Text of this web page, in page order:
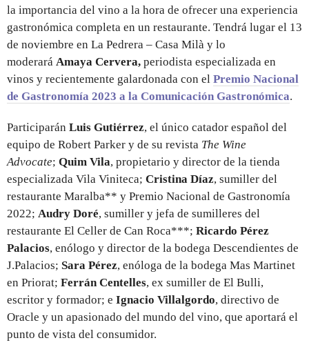
la importancia del vino a la hora de ofrecer una experiencia
gastronómica completa en un restaurante. Tendrá lugar el 13
de noviembre en La Pedrera – Casa Milà y lo
moderará Amaya Cervera, periodista especializada en
vinos y recientemente galardonada con el Premio Nacional
de Gastronomía 2023 a la Comunicación Gastronómica.
Participarán Luis Gutiérrez, el único catador español del
equipo de Robert Parker y de su revista The Wine
Advocate; Quim Vila, propietario y director de la tienda
especializada Vila Viniteca; Cristina Díaz, sumiller del
restaurante Maralba** y Premio Nacional de Gastronomía
2022; Audry Doré, sumiller y jefa de sumilleres del
restaurante El Celler de Can Roca***; Ricardo Pérez
Palacios, enólogo y director de la bodega Descendientes de
J.Palacios; Sara Pérez, enóloga de la bodega Mas Martinet
en Priorat; Ferrán Centelles, ex sumiller de El Bulli,
escritor y formador; e Ignacio Villalgordo, directivo de
Oracle y un apasionado del mundo del vino, que aportará el
punto de vista del consumidor.